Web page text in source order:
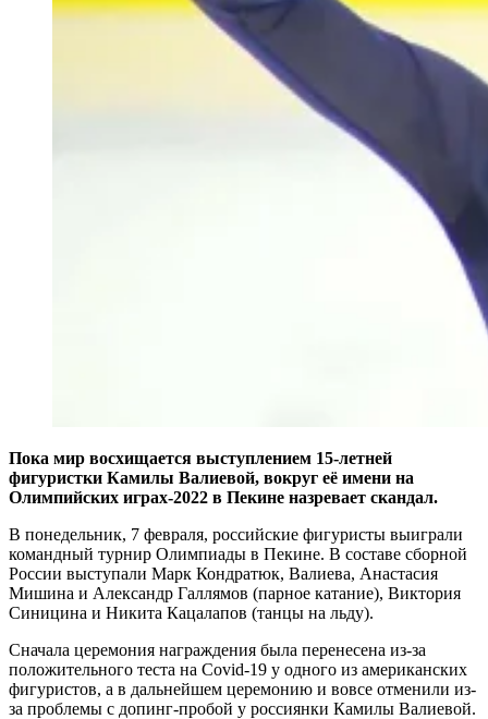
Пока мир восхищается выступлением 15-летней
фигуристки Камилы Валиевой, вокруг её имени на
Олимпийских играх-2022 в Пекине назревает скандал.
В понедельник, 7 февраля, российские фигуристы выиграли
командный турнир Олимпиады в Пекине. В составе сборной
России выступали Марк Кондратюк, Валиева, Анастасия
Мишина и Александр Галлямов (парное катание), Виктория
Синицина и Никита Кацалапов (танцы на льду).
Сначала церемония награждения была перенесена из-за
положительного теста на Covid-19 у одного из американских
фигуристов, а в дальнейшем церемонию и вовсе отменили из-
за проблемы с допинг-пробой у россиянки Камилы Валиевой.